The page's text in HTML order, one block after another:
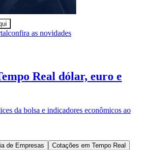
confira as novidades
Real dólar, euro e
da bolsa e indicadores econômicos ao
de Empresas
Cotações em Tempo Real